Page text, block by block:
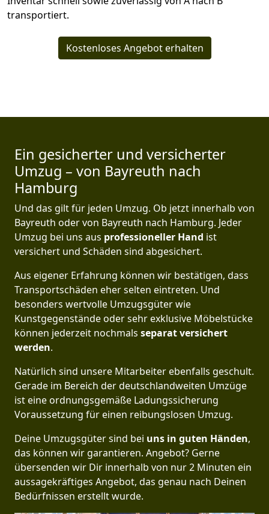
transportiert.
Kostenloses Angebot erhalten
Ein gesicherter und versicherter
Umzug – von Bayreuth nach
Hamburg
Und das gilt für jeden Umzug. Ob jetzt innerhalb von
Bayreuth oder von Bayreuth nach Hamburg. Jeder
Umzug bei uns aus professioneller Hand ist
versichert und Schäden sind abgesichert.
Aus eigener Erfahrung können wir bestätigen, dass
Transportschäden eher selten eintreten. Und
besonders wertvolle Umzugsgüter wie
Kunstgegenstände oder sehr exklusive Möbelstücke
können jederzeit nochmals separat versichert
werden.
Natürlich sind unsere Mitarbeiter ebenfalls geschult.
Gerade im Bereich der deutschlandweiten Umzüge
ist eine ordnungsgemäße Ladungssicherung
Voraussetzung für einen reibungslosen Umzug.
Deine Umzugsgüter sind bei uns in guten Händen,
das können wir garantieren. Angebot? Gerne
übersenden wir Dir innerhalb von nur 2 Minuten ein
aussagekräftiges Angebot, das genau nach Deinen
Bedürfnissen erstellt wurde.